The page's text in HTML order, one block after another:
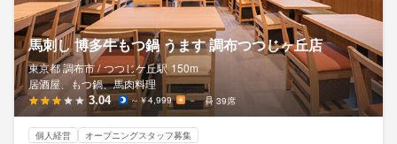
馬刺し 博多牛もつ鍋 うます 調布つつじヶ丘店
東京都 調布市 / つつじケ丘駅 150m
居酒屋、もつ鍋、馬肉料理
3.04 ～￥4,999 － 39席
個人経営 オープニングスタッフ募集